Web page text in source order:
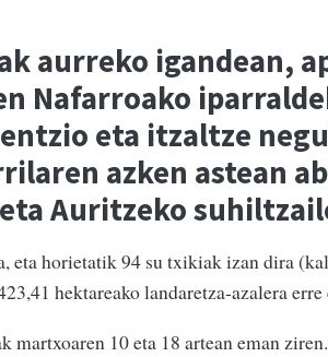
aurreko igandean,
Nafarroako
eta itzaltze
azken astean
Auritzeko
eta horietatik 94 su txikiak izan dira
hektareako landaretza-azalera erre
martxoaren 10 eta 18 artean eman